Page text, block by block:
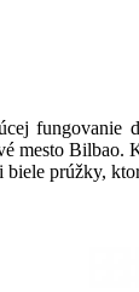
Bilbao.
prúžky,